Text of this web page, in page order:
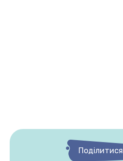
Поділитися